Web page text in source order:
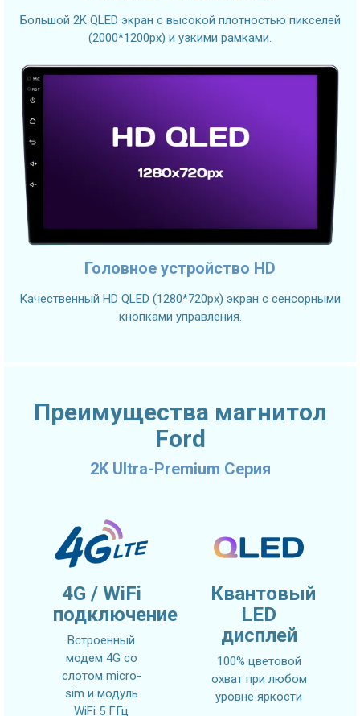
Большой 2K QLED экран с высокой плотностью пикселей
(2000*1200px) и узкими рамками.
Головное устройство HD
Качественный HD QLED (1280*720px) экран с сенсорными
кнопками управления.
Преимущества магнитол
Ford
2K Ultra-Premium Серия
4G / WiFi
подключение
Встроенный
модем 4G со
слотом micro-
sim и модуль
WiFi 5 ГГц
Квантовый
LED
дисплей
100% цветовой
охват при любом
уровне яркости